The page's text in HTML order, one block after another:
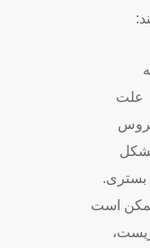
علت
بستری.
ممکن است